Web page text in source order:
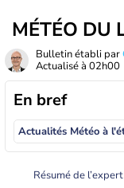
MÉTÉO DU
Bulletin établi par
Actualisé à 02h00
En bref
Résumé de l’expert